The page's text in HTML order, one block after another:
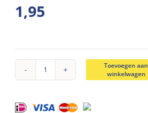
1,95
Sleutelhanger
metaal
Toevoegen aan
winkelwagen